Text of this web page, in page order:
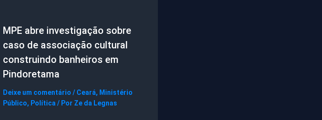
MPE abre investigação sobre
caso de associação cultural
construindo banheiros em
Pindoretama
Deixe um comentário / Ceará, Ministério
Público, Política / Por Ze da Legnas